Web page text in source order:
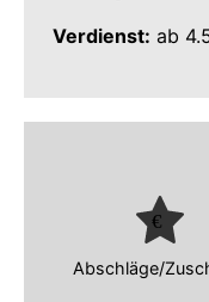
Verdienst: ab
Abschläge/